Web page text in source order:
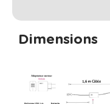
Dimensions